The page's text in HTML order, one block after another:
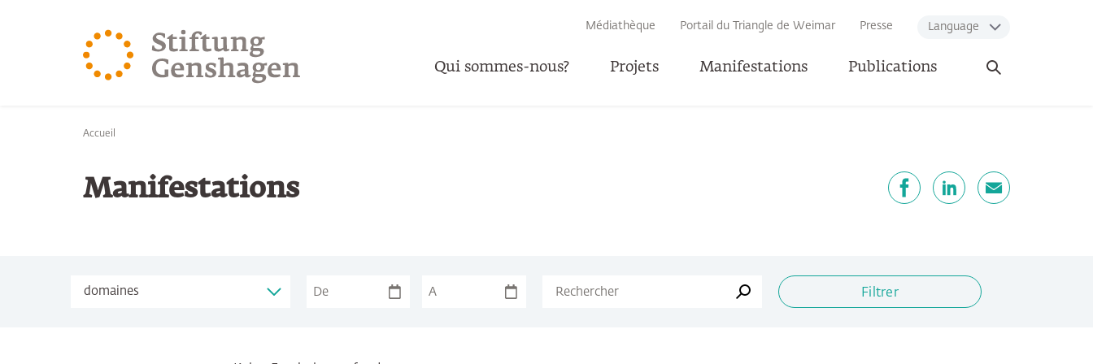
Médiathèque Portail du Triangle de Weimar Presse Language
Qui sommes-nous? Projets Manifestations Publications
Ouvrir
la
Vous êtes ici:
Accueil
Manifestations
Filtrer